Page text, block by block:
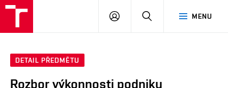
MENU
PŘIHLÁSIT
DETAIL PŘEDMĚTU
Rozbor výkonnosti podniku